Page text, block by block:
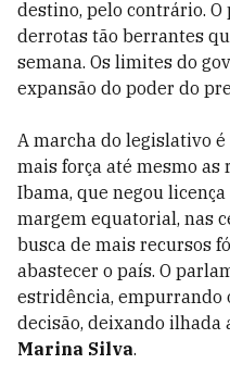
destino, pelo contrário.
derrotas tão berrantes
semana. Os limites do
expansão do poder do
A marcha do legislativo
mais força até mesmo as
Ibama, que negou
margem equatorial, nas
busca de mais recursos
abastecer o país. O
estridência, empurrando
decisão, deixando ilhada
Marina Silva.